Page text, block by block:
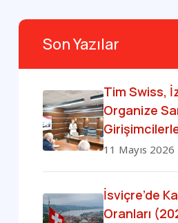
Son Yazılar
Tim Swiss,
Organize
11 Mayıs 2026
İsviçre’de
Oranları